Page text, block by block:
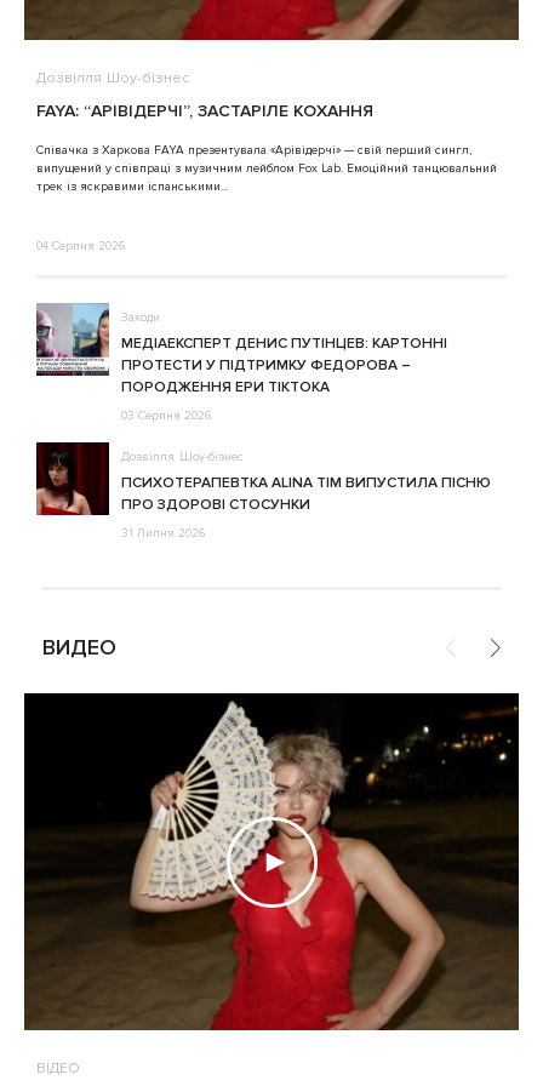
Дозвілля Шоу-бізнес
FAYA: “АРІВІДЕРЧІ”, ЗАСТАРІЛЕ КОХАННЯ
Співачка з Харкова FAYA презентувала «Арівідерчі» — свій перший сингл,
випущений у співпраці з музичним лейблом Fox Lab. Емоційний танцювальний
трек із яскравими іспанськими...
04 Серпня 2026
Заходи
МЕДІАЕКСПЕРТ ДЕНИС ПУТІНЦЕВ: КАРТОННІ
ПРОТЕСТИ У ПІДТРИМКУ ФЕДОРОВА –
ПОРОДЖЕННЯ ЕРИ ТІКТОКА
03 Серпня 2026
Дозвілля Шоу-бізнес
ПСИХОТЕРАПЕВТКА ALINA TIM ВИПУСТИЛА ПІСНЮ
ПРО ЗДОРОВІ СТОСУНКИ
31 Липня 2026
ВИДЕО
ВІДЕО